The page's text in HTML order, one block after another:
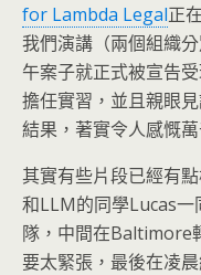
for Lambda Legal正在
我們演講（兩個組織
午案子就正式被宣告
擔任實習，並且親眼
結果，著實令人感慨萬
其實有些片段已經有
和LLM的同學Lucas
隊，中間在Baltimore
要太緊張，最後在凌